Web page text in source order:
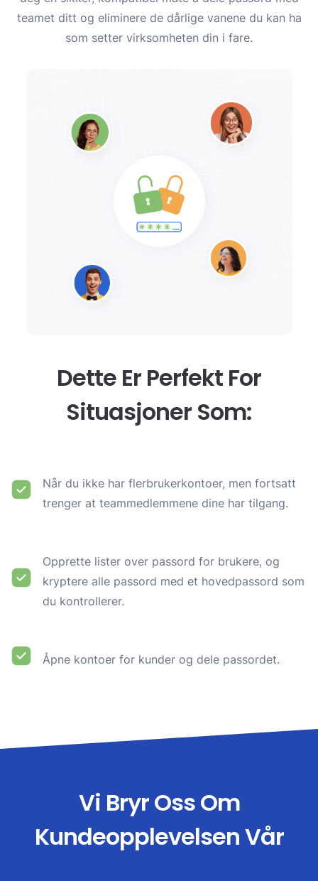
teamet ditt og eliminere de dårlige vanene du kan ha
som setter virksomheten din i fare.
Dette Er Perfekt For
Situasjoner Som:
Når du ikke har flerbrukerkontoer, men fortsatt
trenger at teammedlemmene dine har tilgang.
Opprette lister over passord for brukere, og
kryptere alle passord med et hovedpassord som
du kontrollerer.
Åpne kontoer for kunder og dele passordet.
Vi Bryr Oss Om
Kundeopplevelsen Vår